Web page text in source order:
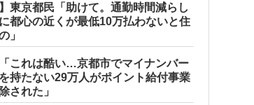
】東京都民「助けて。通勤時間減らし
都心の近くが最低10万払わないと住
」
これは酷い…京都市でマイナンバー
持たない29万人がポイント給付事業
された」